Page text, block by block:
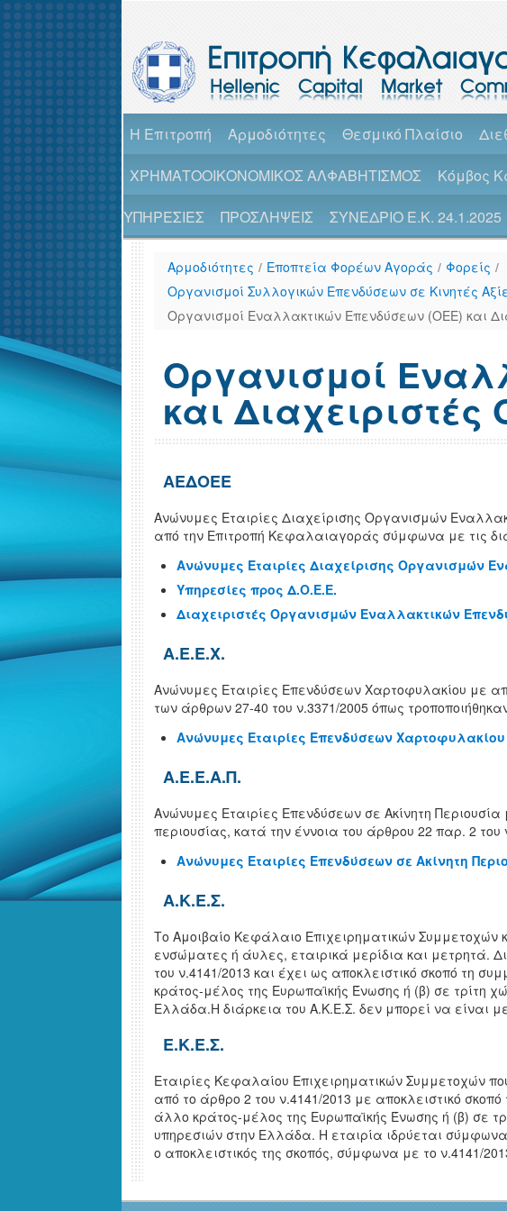
H Επιτροπή Αρμοδιότητες Θεσμικό Πλαίσιο
ΧΡΗΜΑΤΟΟΙΚΟΝΟΜΙΚΟΣ ΑΛΦΑΒΗΤΙΣΜΟΣ
Κόμβος
ΥΠΗΡΕΣΙΕΣ
ΠΡΟΣΛΗΨΕΙΣ ΣΥΝΕΔΡΙΟ Ε.Κ. 24.1.2025
Αρμοδιότητες / Εποπτεία Φορέων Αγοράς / Φορείς /
Οργανισμοί Συλλογικών Επενδύσεων σε Κινητές
Οργανισμοί Εναλλακτικών Επενδύσεων (ΟΕΕ) και
Οργανισμοί
και Διαχειριστές
ΑΕΔΟΕΕ
Ανώνυμες Εταιρίες Διαχείρισης Οργανισμών
από την Επιτροπή Κεφαλαιαγοράς σύμφωνα με τις
Ανώνυμες Εταιρίες Διαχείρισης Οργανισμών
Υπηρεσίες προς Δ.Ο.Ε.Ε.
Διαχειριστές Οργανισμών Εναλλακτικών
Α.Ε.Ε.Χ.
Ανώνυμες Εταιρίες Επενδύσεων Χαρτοφυλακίου με
των άρθρων 27-40 του ν.3371/2005 όπως
Ανώνυμες Εταιρίες Επενδύσεων Χαρτοφυλακίου
Α.Ε.Ε.Α.Π.
Ανώνυμες Εταιρίες Επενδύσεων σε Ακίνητη Περιουσία
περιουσίας, κατά την έννοια του άρθρου 22 παρ. 2 του
Ανώνυμες Εταιρίες Επενδύσεων σε Ακίνητη
Α.Κ.Ε.Σ.
Το Αμοιβαίο Κεφάλαιο Επιχειρηματικών Συμμετοχών
ενσώματες ή άυλες, εταιρικά μερίδια και μετρητά.
του ν.4141/2013 και έχει ως αποκλειστικό σκοπό τη
κράτος-μέλος της Ευρωπαϊκής Ένωσης ή (β) σε τρίτη
Ελλάδα.Η διάρκεια του Α.Κ.Ε.Σ. δεν μπορεί να είναι
Ε.Κ.Ε.Σ.
Εταιρίες Κεφαλαίου Επιχειρηματικών Συμμετοχών
από το άρθρο 2 του ν.4141/2013 με αποκλειστικό
άλλο κράτος-μέλος της Ευρωπαϊκής Ένωσης ή (β) σε
υπηρεσιών στην Ελλάδα. Η εταιρία ιδρύεται σύμφωνα
ο αποκλειστικός της σκοπός, σύμφωνα με το ν.4141/